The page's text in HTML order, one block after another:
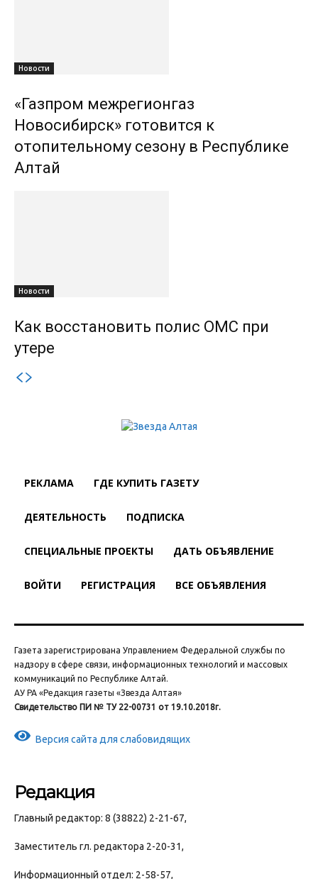
Новости
«Газпром межрегионгаз
Новосибирск» готовится к
отопительному сезону в Республике
Алтай
Новости
Как восстановить полис ОМС при
утере
РЕКЛАМА ГДЕ КУПИТЬ ГАЗЕТУ
ДЕЯТЕЛЬНОСТЬ ПОДПИСКА
СПЕЦИАЛЬНЫЕ ПРОЕКТЫ ДАТЬ ОБЪЯВЛЕНИЕ
ВОЙТИ РЕГИСТРАЦИЯ ВСЕ ОБЪЯВЛЕНИЯ
Газета зарегистрирована Управлением Федеральной службы по
надзору в сфере связи, информационных технологий и массовых
коммуникаций по Республике Алтай.
АУ РА «Редакция газеты «Звезда Алтая»
Свидетельство ПИ № ТУ 22-00731 от 19.10.2018г.
Версия сайта для слабовидящих
Редакция
Главный редактор: 8 (38822) 2-21-67,
Заместитель гл. редактора 2-20-31,
Информационный отдел: 2-58-57,